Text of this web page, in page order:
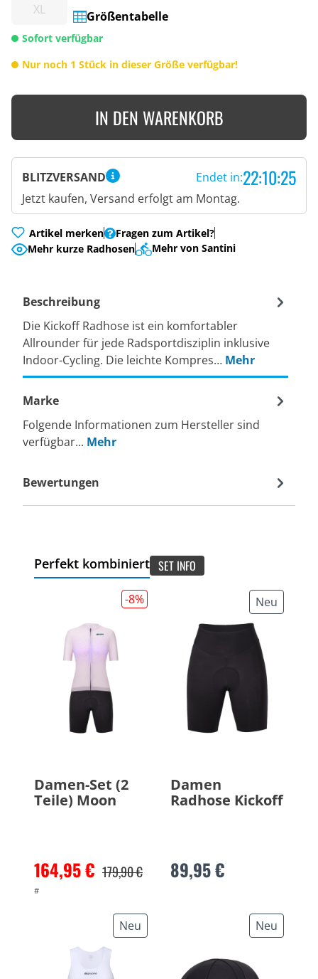
XL Größentabelle
Sofort verfügbar
Nur noch 1 Stück in dieser Größe verfügbar!
IN DEN WARENKORB
BLITZVERSAND
Jetzt kaufen, Versand erfolgt am Montag.
Endet in:22:10:24
Artikel merken
Fragen zum Artikel?
Mehr kurze Radhosen
Mehr von Santini
Perfekt kombiniert SET INFO
-8%
Damen-Set (2
Teile) Moon
164,95 € 179,90 €
#
Neu
Damen
Radhose Kickoff
89,95 €
Neu Neu
Beschreibung
Die Kickoff Radhose ist ein komfortabler
Allrounder für jede Radsportdisziplin inklusive
Indoor-Cycling. Die leichte Kompres… Mehr
Marke
Folgende Informationen zum Hersteller sind
verfügbar... Mehr
Bewertungen